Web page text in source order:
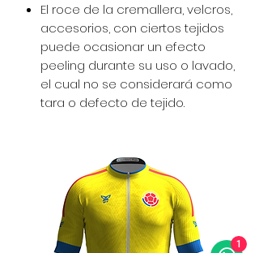
El roce de la cremallera, velcros,
accesorios, con ciertos tejidos
puede ocasionar un efecto
peeling durante su uso o lavado,
el cual no se considerará como
tara o defecto de tejido.
1